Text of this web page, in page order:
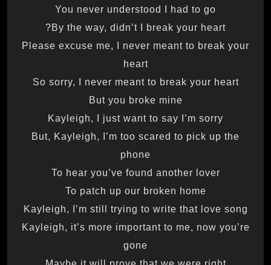
You never understood I had to go
By the way, didn’t I break your heart?
Please excuse me, I never meant to break your
heart
So sorry, I never meant to break your heart
But you broke mine
Kayleigh, I just want to say I’m sorry
But, Kayleigh, I’m too scared to pick up the
phone
To hear you’ve found another lover
To patch up our broken home
Kayleigh, I’m still trying to write that love song
Kayleigh, it’s more important to me, now you’re
gone